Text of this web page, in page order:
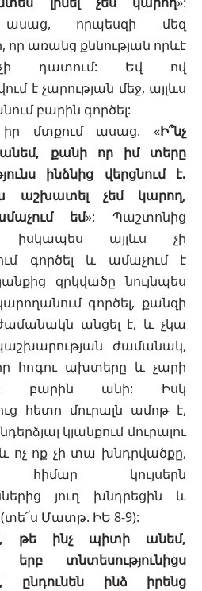
ասաց, որպեսզի մեզ
որ առանց քննության որևէ
դատում: Եվ ով
է չարության մեջ, այլևս
բարին գործել:
իր մտքում ասաց. «Ի՞նչ
քանի որ իմ տերը
ինձնից վերցնում է.
աշխատել չեմ կարող,
եմ»: Պաշտոնից
իսկապես այլևս չի
գործել և ամաչում է
զրկվածը նույնպես
գործել, քանզի
ժամանակն անցել է, և չկա
ժամանակ,
հոգու ախտերը և չարի
բարին անի: Իսկ
հետո մուրալն ամոթ է,
կյանքում մուրալու
ոչ ոք չի տա խնդրվածքը,
հիմար կույսերն
յուղ խնդրեցին և
Մատթ. ԻԵ 8-9):
թե ինչ պիտի անեմ,
երբ տնտեսությունիցս
ընդունեն ինձ իրենց